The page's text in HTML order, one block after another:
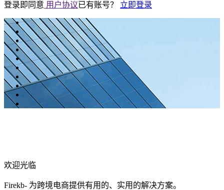
登录即同意 用户协议已有账号？ 立即登录
欢迎光临
Firekb- 为跨境电商提供有用的、实用的解决方案。